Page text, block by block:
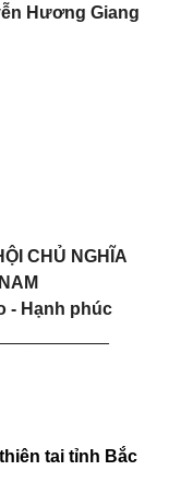
Hương Giang
CHỦ NGHĨA
- Hạnh phúc
tai tỉnh Bắc